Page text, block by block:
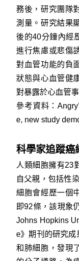
務後，研究團隊
測量。研究結果
後的40分鐘內經
進行焦慮或悲傷
對血管功能的負
狀態與心血管健
對暴露於心血管
參考資料：
e, new study
科學家追蹤癌
人類細胞擁有23
自父親，包括性
細胞會經歷一個
即92條，該現象
Johns Hopkins
e》期刊的研究成
和肺細胞，發現